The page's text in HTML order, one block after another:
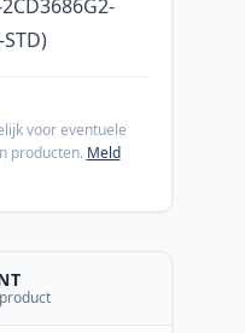
voor eventuele
producten. Meld